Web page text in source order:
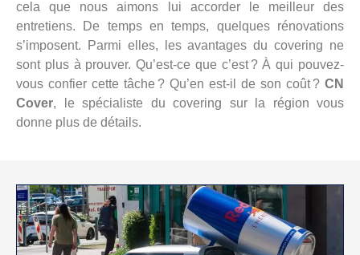
cela que nous aimons lui accorder le meilleur des
entretiens. De temps en temps, quelques rénovations
s’imposent. Parmi elles, les avantages du covering ne
sont plus à prouver. Qu’est-ce que c’est ? À qui pouvez-
vous confier cette tâche ? Qu’en est-il de son coût ? CN
Cover, le spécialiste du covering sur la région vous
donne plus de détails.